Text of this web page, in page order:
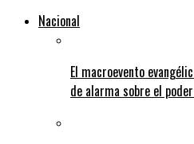
Nacional
El macroevento
de alarma sobre el